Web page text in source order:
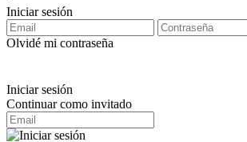
Iniciar sesión
Olvidé mi contraseña
Iniciar sesión
Continuar como invitado